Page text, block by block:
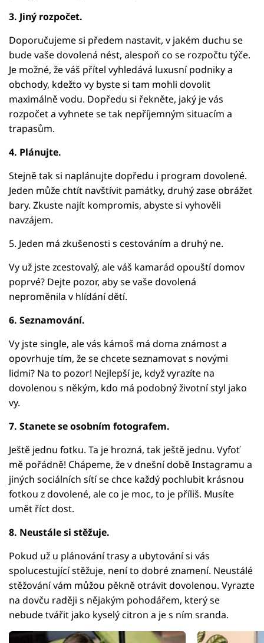
3. Jiný rozpočet.
Doporučujeme si předem nastavit, v jakém duchu se
bude vaše dovolená nést, alespoň co se rozpočtu týče.
Je možné, že váš přítel vyhledává luxusní podniky a
obchody, kdežto vy byste si tam mohli dovolit
maximálně vodu. Dopředu si řekněte, jaký je vás
rozpočet a vyhnete se tak nepříjemným situacím a
trapasům.
4. Plánujte.
Stejně tak si naplánujte dopředu i program dovolené.
Jeden může chtít navštívit památky, druhý zase obrážet
bary. Zkuste najít kompromis, abyste si vyhověli
navzájem.
5. Jeden má zkušenosti s cestováním a druhý ne.
Vy už jste zcestovalý, ale váš kamarád opouští domov
poprvé? Dejte pozor, aby se vaše dovolená
neproměnila v hlídání dětí.
6. Seznamování.
Vy jste single, ale vás kámoš má doma známost a
opovrhuje tím, že se chcete seznamovat s novými
lidmi? Na to pozor! Nejlepší je, když vyrazíte na
dovolenou s někým, kdo má podobný životní styl jako
vy.
7. Stanete se osobním fotografem.
Ještě jednu fotku. Ta je hrozná, tak ještě jednu. Vyfoť
mě pořádně! Chápeme, že v dnešní době Instagramu a
jiných sociálních sítí se chce každý pochlubit krásnou
fotkou z dovolené, ale co je moc, to je příliš. Musíte
umět říct dost.
8. Neustále si stěžuje.
Pokud už u plánování trasy a ubytování si vás
spolucestující stěžuje, není to dobré znamení. Neustálé
stěžování vám můžou pěkně otrávit dovolenou. Vyrazte
na dovču raději s nějakým pohodářem, který se
nebude tvářit jako kyselý citron a je s ním sranda.